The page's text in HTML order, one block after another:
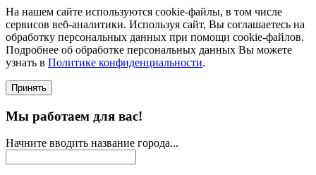
На нашем сайте используются соokie-файлы, в том числе
сервисов веб-аналитики. Используя сайт, Вы соглашаетесь на
обработку персональных данных при помощи cookie-файлов.
Подробнее об обработке персональных данных Вы можете
узнать в Политике конфиденциальности.
Принять
Мы работаем для вас!
Начните вводить название города...